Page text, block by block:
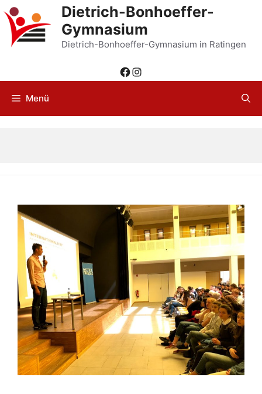
Zum
Inhalt
springen
Dietrich-Bonhoeffer-
Gymnasium
Dietrich-Bonhoeffer-Gymnasium in Ratingen
Facebook
Instagram
Menü